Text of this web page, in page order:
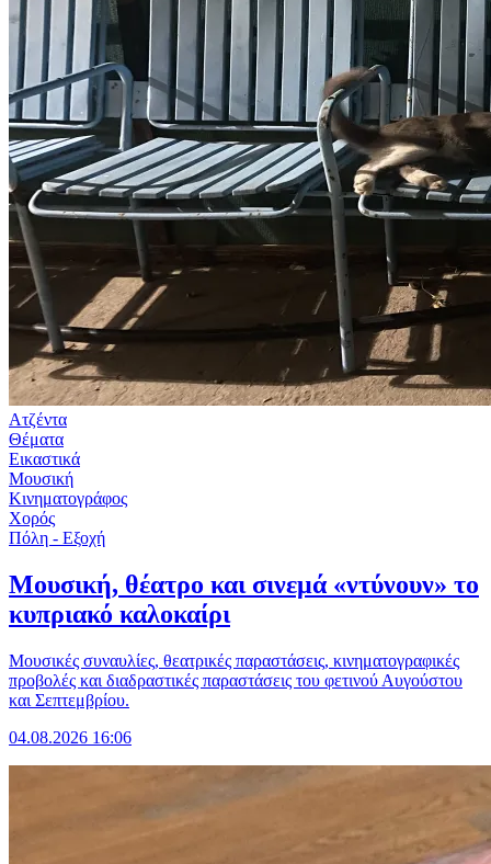
Ατζέντα
Θέματα
Εικαστικά
Μουσική
Κινηματογράφος
Χορός
Πόλη - Εξοχή
Μουσική, θέατρο και σινεμά «ντύνουν» το
κυπριακό καλοκαίρι
Μουσικές συναυλίες, θεατρικές παραστάσεις, κινηματογραφικές
προβολές και διαδραστικές παραστάσεις του φετινού Αυγούστου
και Σεπτεμβρίου.
04.08.2026 16:06